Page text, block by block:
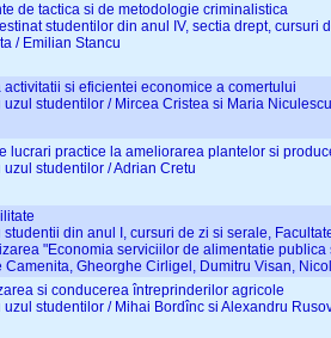
de tactica si de metodologie criminalistica
studentilor din anul IV, sectia drept, cursuri
/ Emilian Stancu
activitatii si eficientei economice a comertului
uzul studentilor / Mircea Cristea si Maria Niculescu
lucrari practice la ameliorarea plantelor si
uzul studentilor / Adrian Cretu
studentii din anul I, cursuri de zi si serale,
"Economia serviciilor de alimentatie publica
Camenita, Gheorghe Cirligel, Dumitru Visan,
si conducerea întreprinderilor agricole
uzul studentilor / Mihai Bordînc si Alexandru